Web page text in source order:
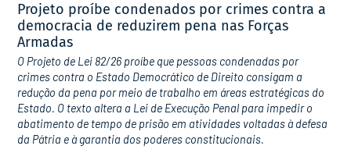
Projeto proíbe condenados por crimes contra a
democracia de reduzirem pena nas Forças
Armadas
O Projeto de Lei 82/26 proíbe que pessoas condenadas por
crimes contra o Estado Democrático de Direito consigam a
redução da pena por meio de trabalho em áreas estratégicas do
Estado. O texto altera a Lei de Execução Penal para impedir o
abatimento de tempo de prisão em atividades voltadas à defesa
da Pátria e à garantia dos poderes constitucionais.